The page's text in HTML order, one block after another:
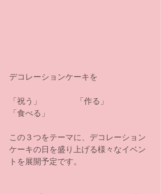
デコレーションケーキを
「祝う」　　　　 「作る」
「食べる」
この３つをテーマに、デコレーション
ケーキの日を盛り上げる様々なイベン
トを展開予定です。